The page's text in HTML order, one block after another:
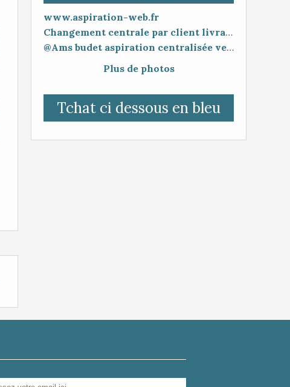
www.aspiration-web.fr
Changement centrale par client livraison 48h mise en service 30 minutes
@Ams budet aspiration centralisée vente en ligne www.aspiration-web.fr
Plus de photos
Tchat ci dessous en bleu